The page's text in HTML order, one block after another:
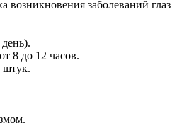
возникновения заболеваний глаз
8 до 12 часов.
штук.